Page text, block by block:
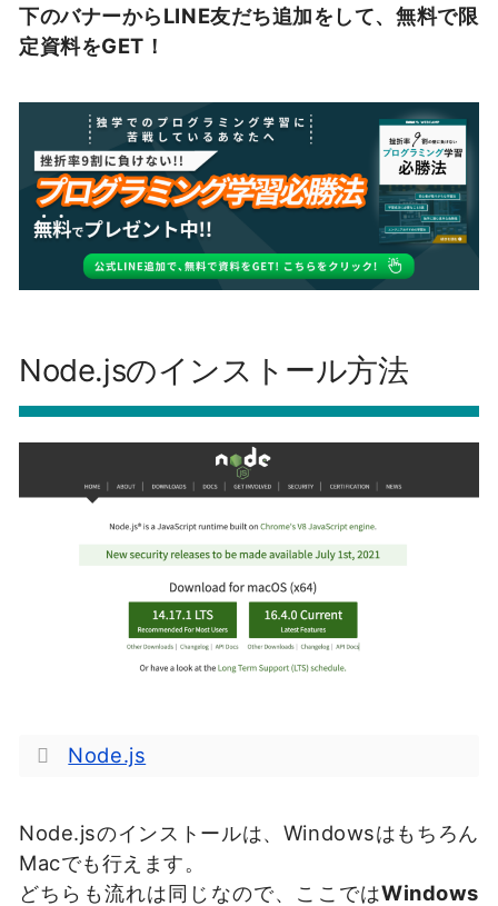
下のバナーからLINE友だち追加をして、無料で限
定資料をGET！
Node.jsのインストール方法
Node.js
Node.jsのインストールは、Windowsはもちろん
Macでも行えます。
どちらも流れは同じなので、ここではWindows